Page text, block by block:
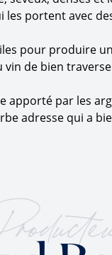
portent avec
pour produire
de bien
par les
adresse qui a